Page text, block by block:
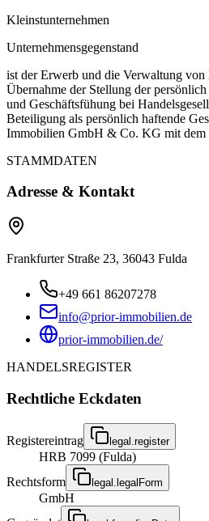
Kleinstunternehmen
Unternehmensgegenstand
ist der Erwerb und die Verwaltung
Übernahme der Stellung der
und Geschäftsfühung bei
Beteiligung als persönlich haftende
Immobilien GmbH & Co. KG mit dem
STAMMDATEN
Adresse & Kontakt
Frankfurter Straße 23, 36043 Fulda
+49 661 86207278
info@prior-immobilien.de
prior-immobilien.de/
HANDELSREGISTER
Rechtliche Eckdaten
Registereintrag legal.register
HRB 7099 (Fulda)
Rechtsform
legal.legalForm
GmbH